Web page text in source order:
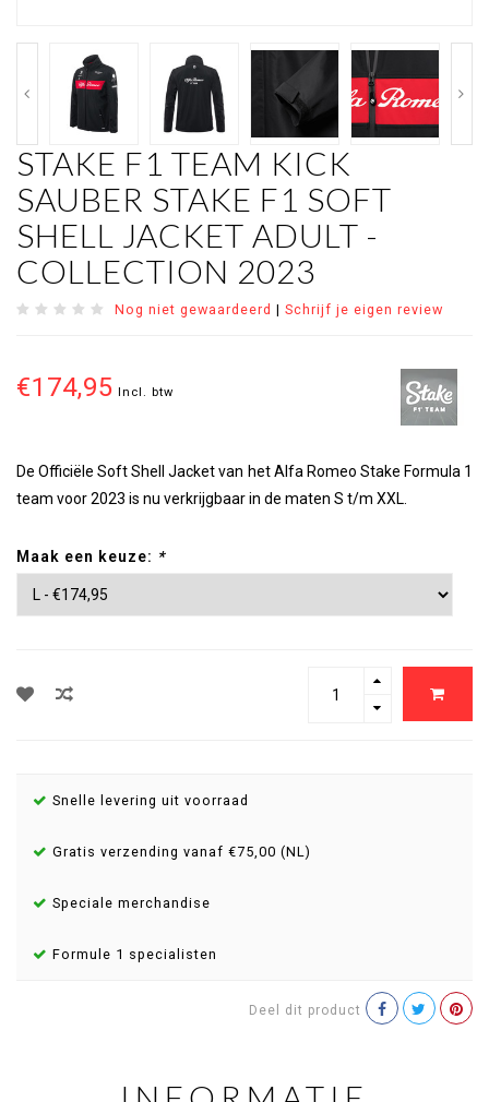
STAKE F1 TEAM KICK
SAUBER STAKE F1 SOFT
SHELL JACKET ADULT -
COLLECTION 2023
Nog niet gewaardeerd | Schrijf je eigen review
€174,95 Incl. btw
De Officiële Soft Shell Jacket van het Alfa Romeo Stake Formula 1
team voor 2023 is nu verkrijgbaar in de maten S t/m XXL.
Maak een keuze: *
Snelle levering uit voorraad
Gratis verzending vanaf €75,00 (NL)
Speciale merchandise
Formule 1 specialisten
Deel dit product